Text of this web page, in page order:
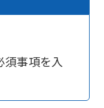
須事項を入